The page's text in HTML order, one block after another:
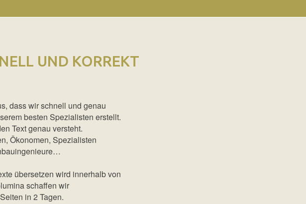
UND KORREKT
dass wir schnell und genau
besten Spezialisten erstellt.
Text genau versteht.
Ökonomen, Spezialisten
übersetzen wird innerhalb von
schaffen wir
in 2 Tagen.